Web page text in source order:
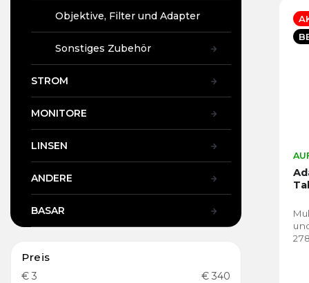
Preis
€ 3 € 340
Objektive, Filter und Adapter
Sonstiges Zubehör
STROM
MONITORE
LINSEN
ANDERE
BASAR